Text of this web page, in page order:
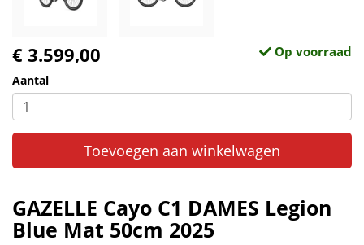
€ 3.599,00 Op voorraad
Aantal
Toevoegen aan winkelwagen
GAZELLE Cayo C1 DAMES Legion
Blue Mat 50cm 2025